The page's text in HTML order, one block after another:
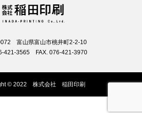
富山県富山市桃井町2-2-10
421-3565 FAX. 076-421-3970
© 2022 株式会社 稲田印刷